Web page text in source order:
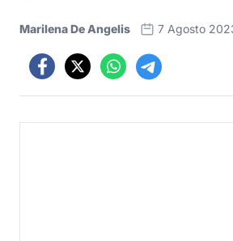
Marilena De Angelis 7 Agosto